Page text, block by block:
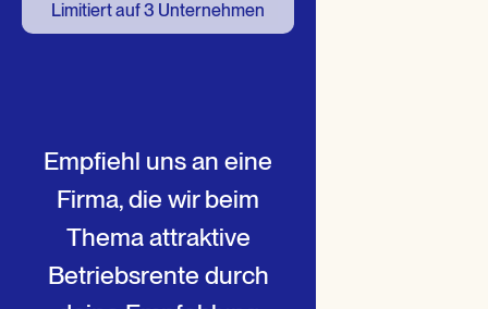
Limitiert auf 3 Unternehmen
Empfiehl uns an eine
Firma, die wir beim
Thema attraktive
Betriebsrente durch